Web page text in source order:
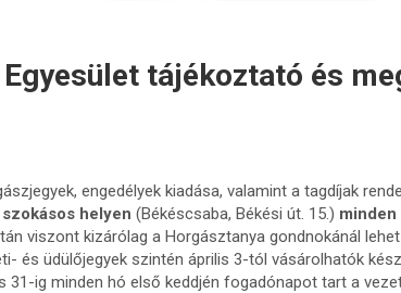
tájékoztató és
engedélyek kiadása, valamint a tagdíjak
helyen (Békéscsaba, Békési út. 15.) minden
viszont kizárólag a Horgásztanya gondnokánál
és üdülőjegyek szintén április 3-tól vásárolhatók
31-ig minden hó első keddjén fogadónapot tart a